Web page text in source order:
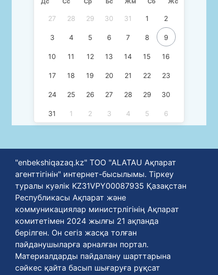
27 28 29 30 31 1 2
3 4 5 6 7 8 9
10 11 12 13 14 15 16
17 18 19 20 21 22 23
24 25 26 27 28 29 30
31 1 2 3 4 5 6
"enbekshiqazaq.kz" ТОО "ALATAU Ақпарат
агенттігінін" интернет-бысылымы. Тіркеу
туралы куәлік KZ31VPY00087935 Қазақстан
Республикасы Ақпарат және
коммуникациялар министрлігінің Ақпарат
комитетімен 2024 жылғы 21 ақпанда
берілген. Он сегіз жасқа толған
пайданушыларға арналған портал.
Материалдарды пайдалану шарттарына
сәйкес қайта басып шығаруға рұқсат